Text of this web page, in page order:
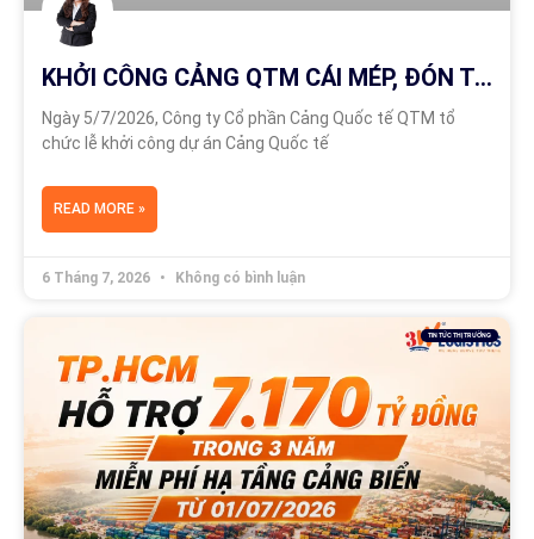
KHỞI CÔNG CẢNG QTM CÁI MÉP, ĐÓN TÀU 100.000 DWT
Ngày 5/7/2026, Công ty Cổ phần Cảng Quốc tế QTM tổ
chức lễ khởi công dự án Cảng Quốc tế
READ MORE »
6 Tháng 7, 2026 Không có bình luận
TIN TỨC THỊ TRƯỜNG